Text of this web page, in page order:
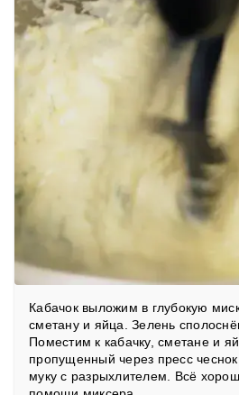
Кабачок выложим в глубокую
сметану и яйца. Зелень
Поместим к кабачку, сметане и
пропущенный через пресс
муку с разрыхлителем. Всё